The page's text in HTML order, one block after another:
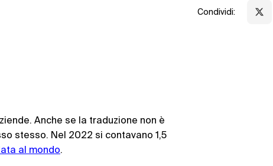
Anche se la traduzione non è
stesso. Nel 2022 si contavano 1,5
al mondo.
Condividi: